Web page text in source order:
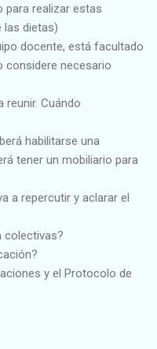
para realizar estas
las dietas)
docente, está facultado
considere necesario
reunir. Cuándo
habilitarse una
tener un mobiliario para
a repercutir y aclarar el
colectivas?
y el Protocolo de